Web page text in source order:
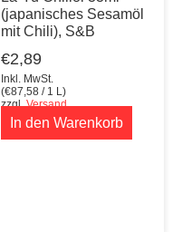
(japanisches Sesamöl
mit Chili), S&B
€2,89
Inkl. MwSt.
(€87,58 / 1 L)
zzgl.Versand
In den Warenkorb